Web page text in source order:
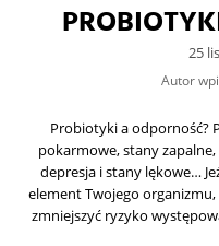
25
Autor
Probiotyki a odporność?
pokarmowe, stany
depresja i stany lękowe…
element Twojego
zmniejszyć ryzyko